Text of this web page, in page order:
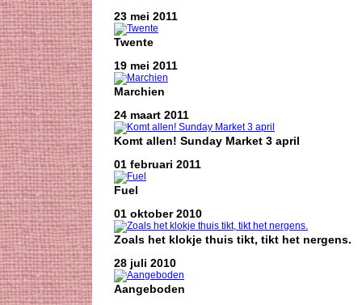
23 mei 2011
Twente
19 mei 2011
Marchien
24 maart 2011
Komt allen! Sunday Market 3 april
01 februari 2011
Fuel
01 oktober 2010
Zoals het klokje thuis tikt, tikt het nergens.
28 juli 2010
Aangeboden